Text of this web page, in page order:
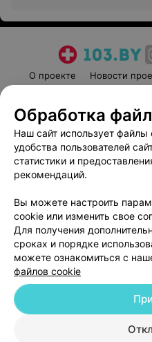
О проекте Новости
Пользовательское
Вакансии
Написать
Обработка
© 2026 ООО «Артокс Лаб», УНП
Обработка
Наш сайт использует файлы
удобства пользователей
статистики и
рекомендаций.
Вы можете настроить
cookie или изменить свое
Для получения
сроках и порядке
можете ознакомиться с
файлов cookie